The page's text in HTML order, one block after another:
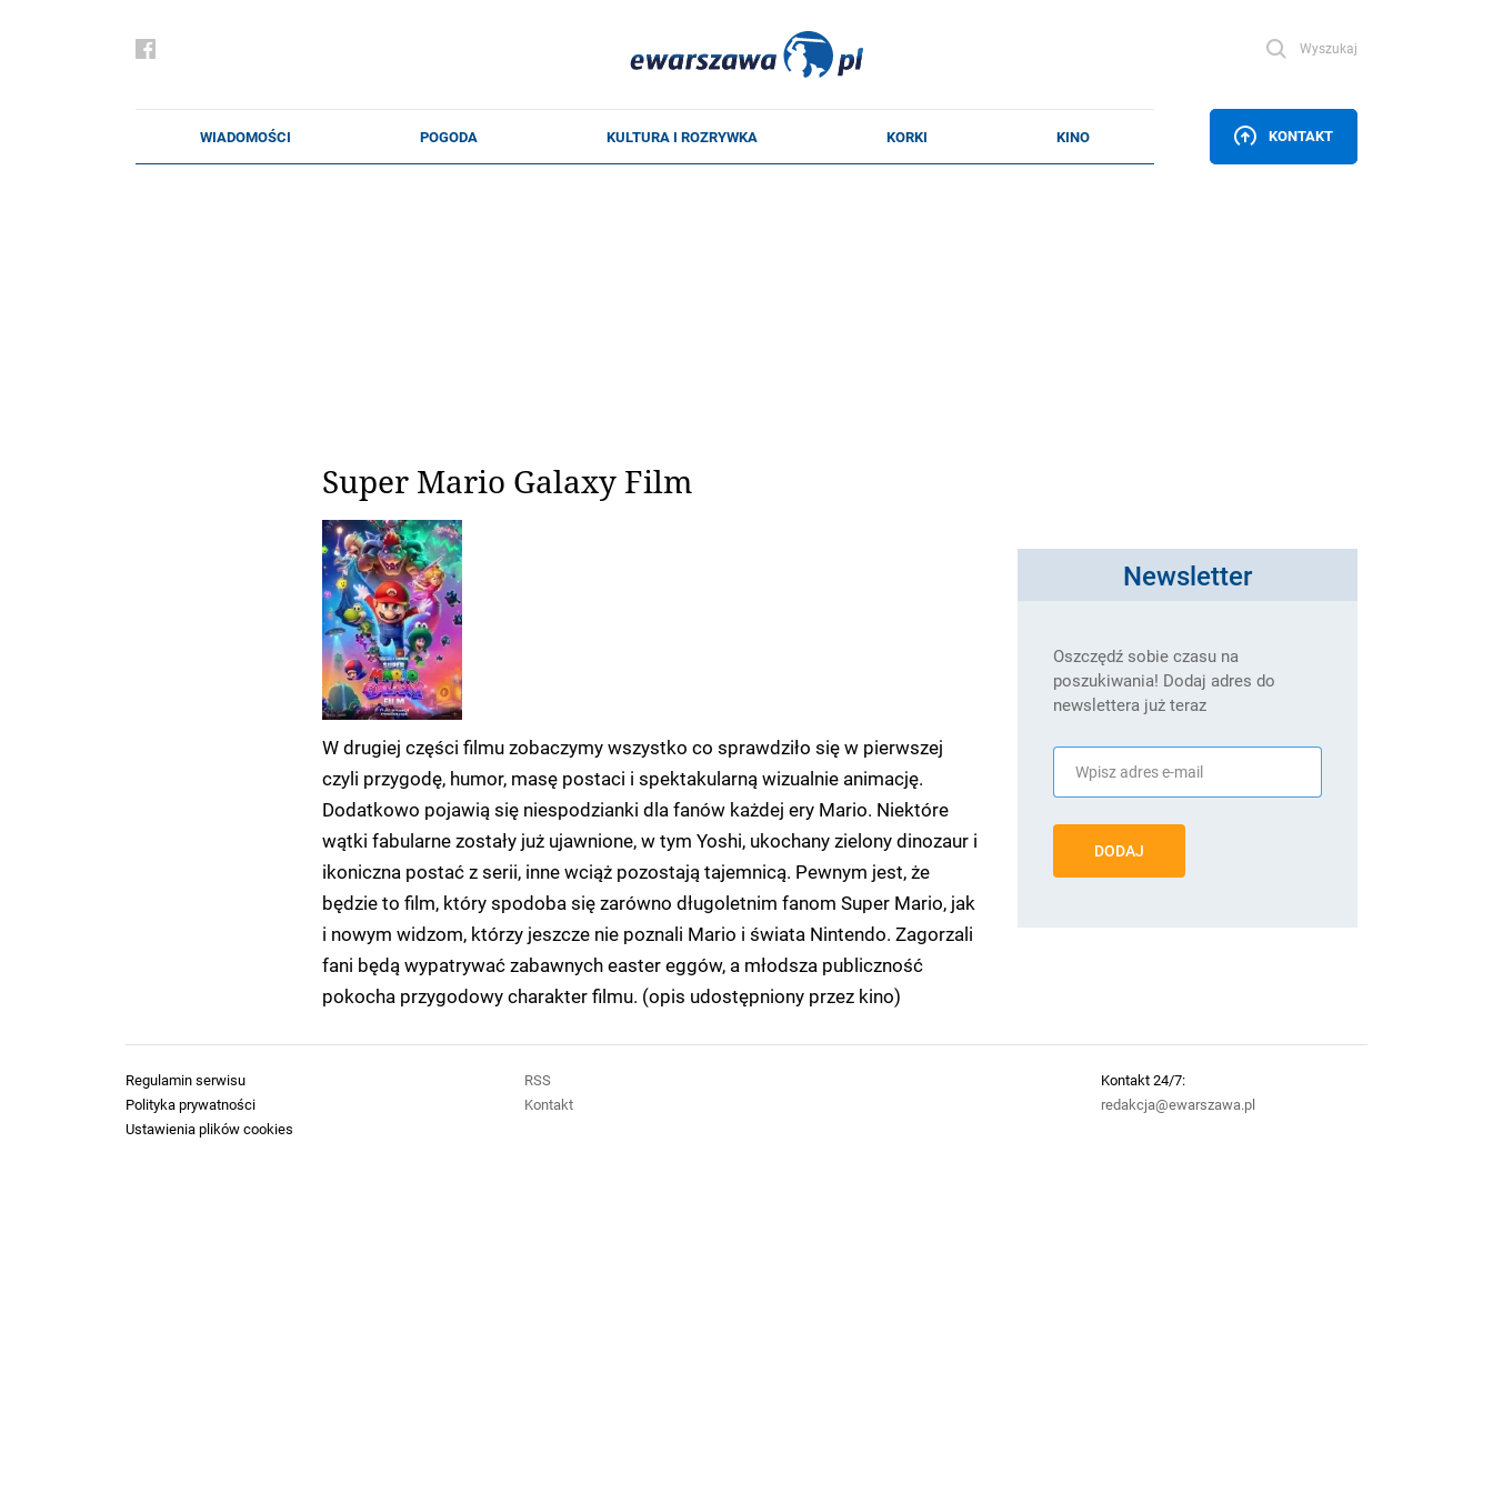
Wyszukaj
KONTAKT
Super Mario Galaxy Film
W drugiej części filmu zobaczymy wszystko co sprawdziło się w pierwszej
czyli przygodę, humor, masę postaci i spektakularną wizualnie animację.
Dodatkowo pojawią się niespodzianki dla fanów każdej ery Mario. Niektóre
wątki fabularne zostały już ujawnione, w tym Yoshi, ukochany zielony dinozaur i
ikoniczna postać z serii, inne wciąż pozostają tajemnicą. Pewnym jest, że
będzie to film, który spodoba się zarówno długoletnim fanom Super Mario, jak
i nowym widzom, którzy jeszcze nie poznali Mario i świata Nintendo. Zagorzali
fani będą wypatrywać zabawnych easter eggów, a młodsza publiczność
pokocha przygodowy charakter filmu. (opis udostępniony przez kino)
Newsletter
Oszczędź sobie czasu na
poszukiwania! Dodaj adres do
newslettera już teraz
DODAJ
Regulamin serwisu
Polityka prywatności
Ustawienia plików cookies
RSS
Kontakt
Kontakt 24/7:
redakcja@ewarszawa.pl